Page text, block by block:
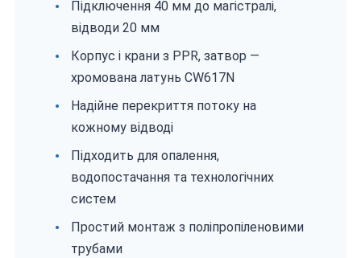
Підключення 40 мм до магістралі,
відводи 20 мм
Корпус і крани з PPR, затвор —
хромована латунь CW617N
Надійне перекриття потоку на
кожному відводі
Підходить для опалення,
водопостачання та технологічних
систем
Простий монтаж з поліпропіленовими
трубами